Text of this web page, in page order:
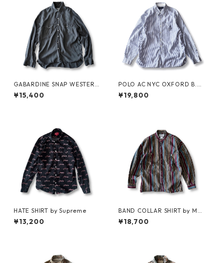
GABARDINE SNAP WESTERN
SHIRT by WYTHE
¥15,400
POLO AC NYC OXFORD B.D.
SHIRT by Polo Ralph Lauren
¥19,800
HATE SHIRT by Supreme
¥13,200
BAND COLLAR SHIRT by MA
RITHÉ FRANÇOIS GIRBAUD
¥18,700